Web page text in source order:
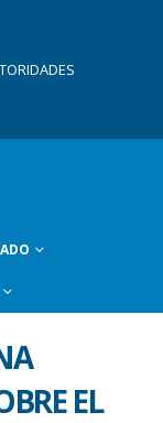
EL